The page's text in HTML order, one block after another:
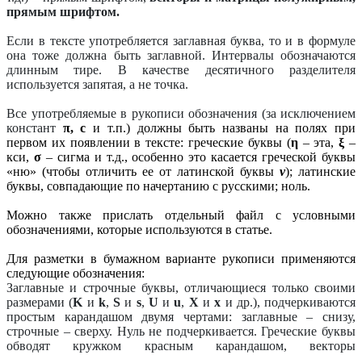
прямым шрифтом.
Если в тексте употребляется заглавная буква, то и в формуле
она тоже должна быть заглавной. Интервалы обозначаются
длинным тире. В качестве десятичного разделителя
используется запятая, а не точка.
Все употребляемые в рукописи обозначения (за исключением
констант π, с и т.п.) должны быть названы на полях при
первом их появлении в тексте: греческие буквы (η– эта,ξ –
кси, σ– сигма и т.д., особенно это касается греческой буквы
«ню» (чтобы отличить ее от латинской буквы v); латинские
буквы, совпадающие по начертанию с русскими; ноль.
Можно также прислать отдельный файл с условными
обозначениями, которые используются в статье.
Для разметки в бумажном варианте рукописи применяются
следующие обозначения:
Заглавные и строчные буквы, отличающиеся только своими
размерами (K и k,S и s, U иu, Xиx и др.), подчеркиваются
простым карандашом двумя чертами: заглавные – снизу,
строчные – сверху. Нуль не подчеркивается. Греческие буквы
обводят кружком красным карандашом, векторы